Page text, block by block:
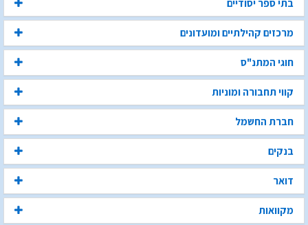
בתי ספר יסודיים
מרכזים קהילתיים ומועדונים
חוגי המתנ"ס
קווי תחבורה ומוניות
חברת החשמל
בנקים
דואר
מקוואות